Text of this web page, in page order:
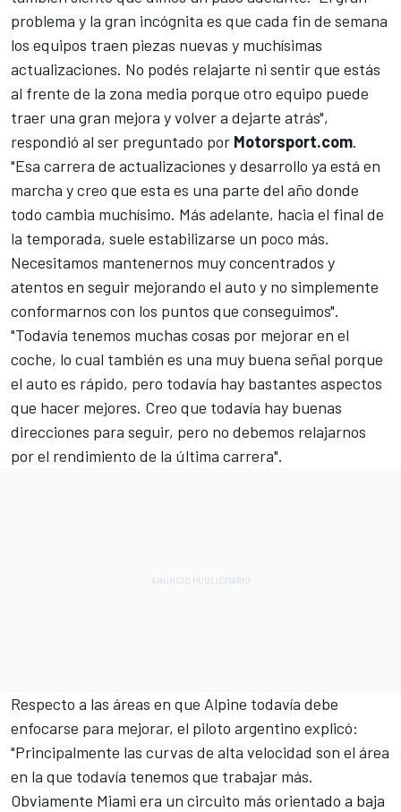
problema y la gran incógnita es que cada fin de semana
los equipos traen piezas nuevas y muchísimas
actualizaciones. No podés relajarte ni sentir que estás
al frente de la zona media porque otro equipo puede
traer una gran mejora y volver a dejarte atrás",
respondió al ser preguntado por Motorsport.com.
"Esa carrera de actualizaciones y desarrollo ya está en
marcha y creo que esta es una parte del año donde
todo cambia muchísimo. Más adelante, hacia el final de
la temporada, suele estabilizarse un poco más.
Necesitamos mantenernos muy concentrados y
atentos en seguir mejorando el auto y no simplemente
conformarnos con los puntos que conseguimos".
"Todavía tenemos muchas cosas por mejorar en el
coche, lo cual también es una muy buena señal porque
el auto es rápido, pero todavía hay bastantes aspectos
que hacer mejores. Creo que todavía hay buenas
direcciones para seguir, pero no debemos relajarnos
por el rendimiento de la última carrera".
Respecto a las áreas en que Alpine todavía debe
enfocarse para mejorar, el piloto argentino explicó:
"Principalmente las curvas de alta velocidad son el área
en la que todavía tenemos que trabajar más.
Obviamente Miami era un circuito más orientado a baja